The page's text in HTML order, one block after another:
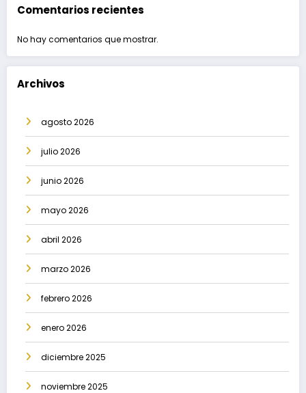
Comentarios recientes
No hay comentarios que mostrar.
Archivos
agosto 2026
julio 2026
junio 2026
mayo 2026
abril 2026
marzo 2026
febrero 2026
enero 2026
diciembre 2025
noviembre 2025